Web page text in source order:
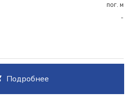
пог. м
-
Подробнее